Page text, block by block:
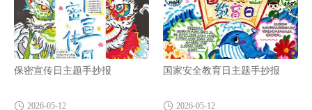
保密宣传日主题手抄报
2026-05-12
国家安全教育日主题手抄报
2026-05-12